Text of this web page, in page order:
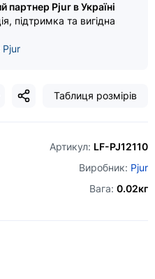
партнер Pjur в Україні
підтримка та вигідна
Pjur
Таблиця розмірів
Артикул: LF-PJ12110
Виробник: Pjur
Вага: 0.02кг